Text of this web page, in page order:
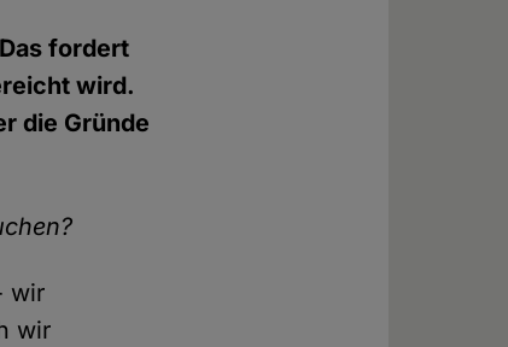
fordert
wird.
die Gründe
wir
wir